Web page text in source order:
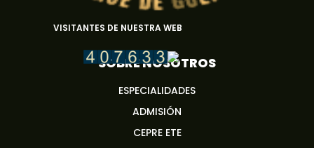
VISITANTES DE NUESTRA WEB
SOBRE NOSOTROS
ESPECIALIDADES
ADMISIÓN
CEPRE ETE